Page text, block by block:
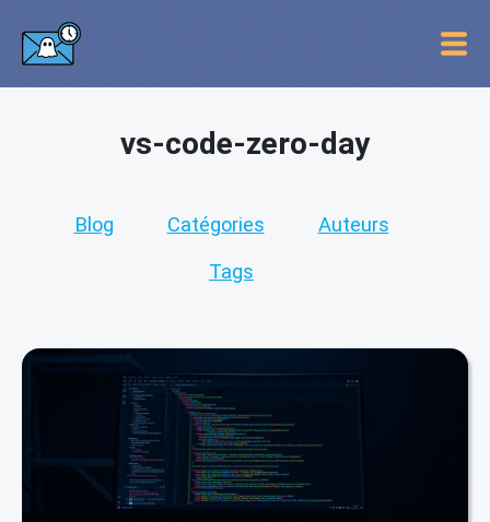
vs-code-zero-day
Blog Catégories Auteurs
Tags